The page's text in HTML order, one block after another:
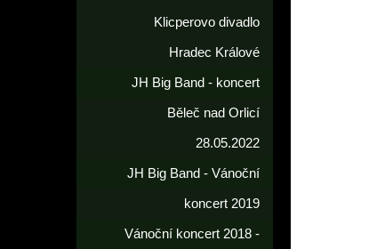
Klicperovo divadlo
Hradec Králové
JH Big Band - koncert
Běleč nad Orlicí
28.05.2022
JH Big Band - Vánoční
koncert 2019
Vánoční koncert 2018 -